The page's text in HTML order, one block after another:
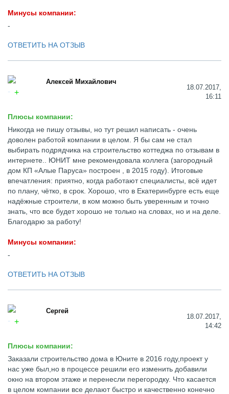
Минусы компании:
-
ОТВЕТИТЬ НА ОТЗЫВ
Алексей Михайлович
18.07.2017,
16:11
Плюсы компании:
Никогда не пишу отзывы, но тут решил написать - очень
доволен работой компании в целом. Я бы сам не стал
выбирать подрядчика на строительство коттеджа по отзывам в
интернете.. ЮНИТ мне рекомендовала коллега (загородный
дом КП «Алые Паруса» построен , в 2015 году). Итоговые
впечатления: приятно, когда работают специалисты, всё идет
по плану, чётко, в срок. Хорошо, что в Екатеринбурге есть еще
надёжные строители, в ком можно быть уверенным и точно
знать, что все будет хорошо не только на словах, но и на деле.
Благодарю за работу!
Минусы компании:
-
ОТВЕТИТЬ НА ОТЗЫВ
Сергей
18.07.2017,
14:42
Плюсы компании:
Заказали строительство дома в Юните в 2016 году,проект у
нас уже был,но в процессе решили его изменить добавили
окно на втором этаже и перенесли перегородку. Что касается
в целом компании все делают быстро и качественно конечно